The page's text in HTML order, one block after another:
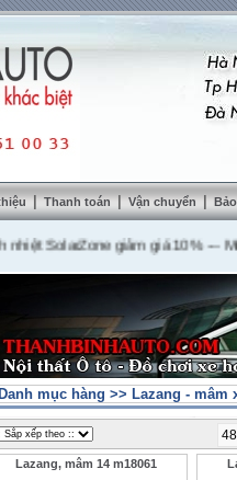
| Thanh toán | Vận chuyển |
SolarZone giảm giá 10%---Mua
Danh mục hàng >> Lazang - mâm
Lazang, mâm 14 m18061